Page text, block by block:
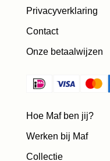
Privacyverklaring
Contact
Onze betaalwijzen
Hoe Maf ben jij?
Werken bij Maf
Collectie